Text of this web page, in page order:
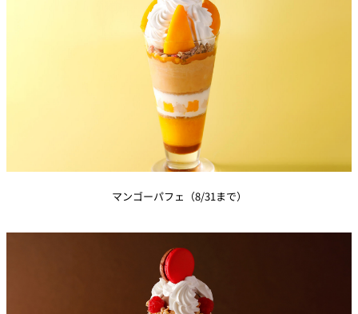
フォーシーズ
ンズ
ルームサービ
個室のあるレ
ストラン
マンゴーパフェ（8/31まで）